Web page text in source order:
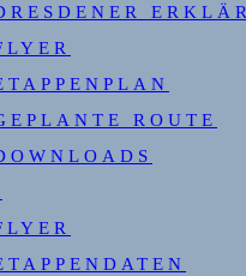
ROUTE